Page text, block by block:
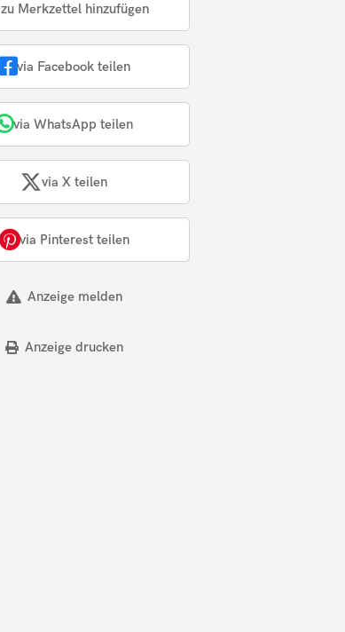
zu Merkzettel hinzufügen
via Facebook teilen
via WhatsApp teilen
via X teilen
via Pinterest teilen
Anzeige melden
Anzeige drucken